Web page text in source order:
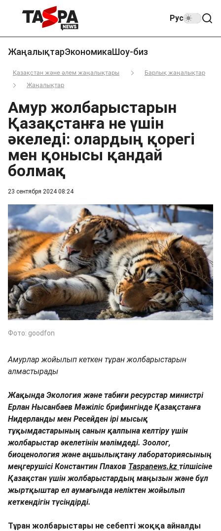
Рус
ЖаңалықтарЭкономикаШоу-биз
Қазақстан және әлем жаңалықтары
Барлық жаңалықтар
Жаңалықтар
23 сентября 2024 08:24
Амур жолбарыстарын
Қазақстанға не үшін
әкеледі: олардың қорегі
мен қонысы қандай
болмақ
Фото: goodfon
Амурлар жойылып кеткен тұран жолбарыстарын
алмастырады
Жақында Экология және табиғи ресурстар министрі
Ерлан Нысанбаев Мәжіліс брифингінде Қазақстанға
Нидерланды мен Ресейден ірі мысық
тұқымдастарының санын қалпына келтіру үшін
жолбарыстар әкелетінін мәлімдеді. Зоолог,
биоценология және аңшылықтану лабораториясының
меңгерушісі Константин Плахов Taspanews.kz тілшісіне
Қазақстан үшін жолбарыстардың маңызын және бұл
жыртқыштар ел аумағында неліктен жойылып
кеткендігін түсіндірді.
Тұран жолбарыстары не себепті жоққа айналды